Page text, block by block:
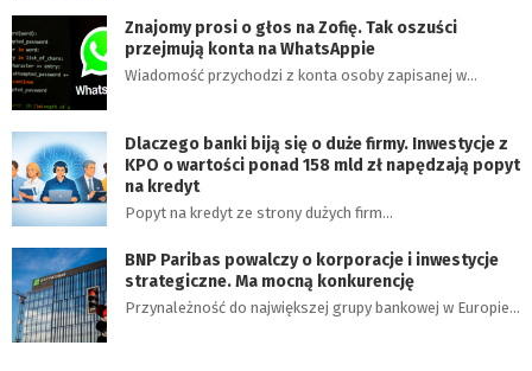
Znajomy prosi o głos na Zofię. Tak oszuści
przejmują konta na WhatsAppie
Wiadomość przychodzi z konta osoby zapisanej w…
Dlaczego banki biją się o duże firmy. Inwestycje z
KPO o wartości ponad 158 mld zł napędzają popyt
na kredyt
Popyt na kredyt ze strony dużych firm…
BNP Paribas powalczy o korporacje i inwestycje
strategiczne. Ma mocną konkurencję
Przynależność do największej grupy bankowej w Europie…